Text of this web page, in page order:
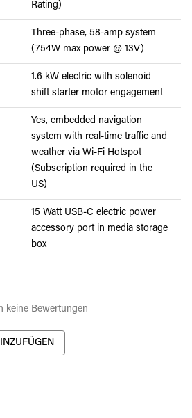
Rating)
Three-phase, 58-amp system
(754W max power @ 13V)
1.6 kW electric with solenoid
shift starter motor engagement
Yes, embedded navigation
system with real-time traffic and
weather via Wi-Fi Hotspot
(Subscription required in the
US)
15 Watt USB-C electric power
accessory port in media storage
box
keine Bewertungen